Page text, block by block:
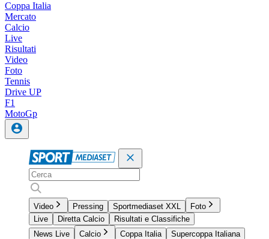
Coppa Italia
Mercato
Calcio
Live
Risultati
Video
Foto
Tennis
Drive UP
F1
MotoGp
Video Pressing Sportmediaset XXL
Foto
Live
Diretta Calcio
Risultati e Classifiche
News Live
Calcio Coppa Italia
Supercoppa Italiana